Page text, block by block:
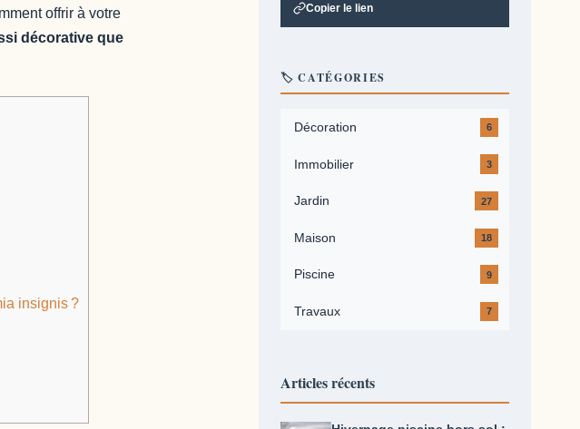
offrir à votre
décorative que
insignis ?
Copier le lien
🏷️ CATÉGORIES
Décoration 6
Immobilier 3
Jardin 27
Maison 18
Piscine 9
Travaux 7
Articles récents